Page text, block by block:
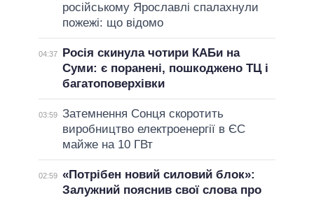
російському Ярославлі спалахнули
пожежі: що відомо
04:37
Росія скинула чотири КАБи на
Суми: є поранені, пошкоджено ТЦ і
багатоповерхівки
03:59 Затемнення Сонця скоротить
виробництво електроенергії в ЄС
майже на 10 ГВт
02:59 «Потрібен новий силовий блок»:
Залужний пояснив свої слова про